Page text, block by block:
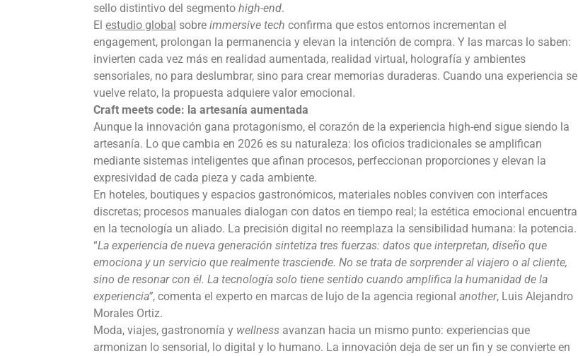
sello distintivo del segmento high-end.
El estudio global sobre immersive tech confirma que estos entornos incrementan el
engagement, prolongan la permanencia y elevan la intención de compra. Y las marcas lo saben:
invierten cada vez más en realidad aumentada, realidad virtual, holografía y ambientes
sensoriales, no para deslumbrar, sino para crear memorias duraderas. Cuando una experiencia se
vuelve relato, la propuesta adquiere valor emocional.
Craft meets code: la artesanía aumentada
Aunque la innovación gana protagonismo, el corazón de la experiencia high-end sigue siendo la
artesanía. Lo que cambia en 2026 es su naturaleza: los oficios tradicionales se amplifican
mediante sistemas inteligentes que afinan procesos, perfeccionan proporciones y elevan la
expresividad de cada pieza y cada ambiente.
En hoteles, boutiques y espacios gastronómicos, materiales nobles conviven con interfaces
discretas; procesos manuales dialogan con datos en tiempo real; la estética emocional encuentra
en la tecnología un aliado. La precisión digital no reemplaza la sensibilidad humana: la potencia.
“La experiencia de nueva generación sintetiza tres fuerzas: datos que interpretan, diseño que
emociona y un servicio que realmente trasciende. No se trata de sorprender al viajero o al cliente,
sino de resonar con él. La tecnología solo tiene sentido cuando amplifica la humanidad de la
experiencia”, comenta el experto en marcas de lujo de la agencia regional another, Luis Alejandro
Morales Ortiz.
Moda, viajes, gastronomía y wellness avanzan hacia un mismo punto: experiencias que
armonizan lo sensorial, lo digital y lo humano. La innovación deja de ser un fin y se convierte en